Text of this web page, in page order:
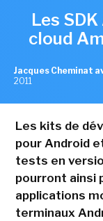
Les
cloud
Jacques Cheminat
2011
Les kits de
pour Android
tests en
pourront ainsi
applications
terminaux